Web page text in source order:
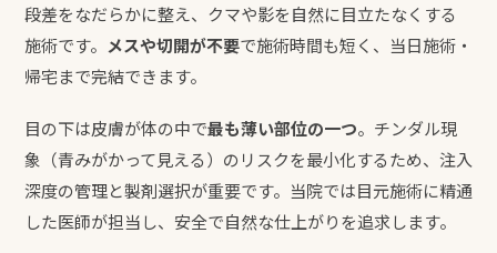
段差をなだらかに整え、クマや影を自然に目立たなくする
施術です。 メスや切開が不要で施術時間も短く、当日施術・
帰宅まで完結できます。
目の下は皮膚が体の中で最も薄い部位の一つ。チンダル現
象（青みがかって見える）のリスクを最小化するため、注入
深度の管理と製剤選択が重要です。当院では目元施術に精通
した医師が担当し、安全で自然な仕上がりを追求します。